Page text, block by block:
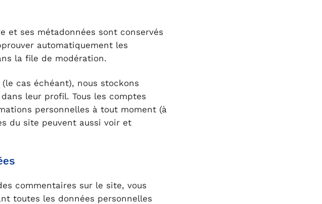
et ses métadonnées sont conservés
automatiquement les
la file de modération.
cas échéant), nous stockons
leur profil. Tous les comptes
personnelles à tout moment (à
du site peuvent aussi voir et
commentaires sur le site, vous
toutes les données personnelles